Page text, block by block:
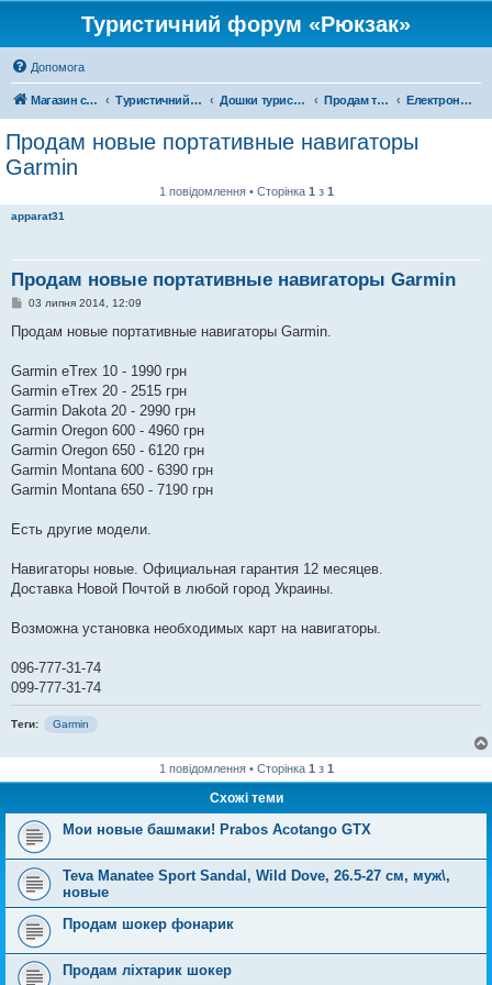
Туристичний форум «Рюкзак»
Допомога
Магазин спорядження Туристичний форум «Рюкзак» Дошки туристичних оголошень Продам туристичне спорядження Електроніка
Продам новые портативные навигаторы
Garmin
1 повідомлення • Сторінка 1 з 1
apparat31
Продам новые портативные навигаторы Garmin
П
в
о
л
е
н
я
03 липня 2014, 12:09
Продам новые портативные навигаторы Garmin.
Garmin eTrex 10 - 1990 грн
Garmin eTrex 20 - 2515 грн
Garmin Dakota 20 - 2990 грн
Garmin Oregon 600 - 4960 грн
Garmin Oregon 650 - 6120 грн
Garmin Montana 600 - 6390 грн
Garmin Montana 650 - 7190 грн
Есть другие модели.
Навигаторы новые. Официальная гарантия 12 месяцев.
Доставка Новой Почтой в любой город Украины.
Возможна установка необходимых карт на навигаторы.
096-777-31-74
099-777-31-74
Теги: Garmin
1 повідомлення • Сторінка 1 з 1
Схожі теми
Мои новые башмаки! Prabos Acotango GTX
Teva Manatee Sport Sandal, Wild Dove, 26.5-27 см, муж\,
новые
Продам шокер фонарик
Продам ліхтарик шокер